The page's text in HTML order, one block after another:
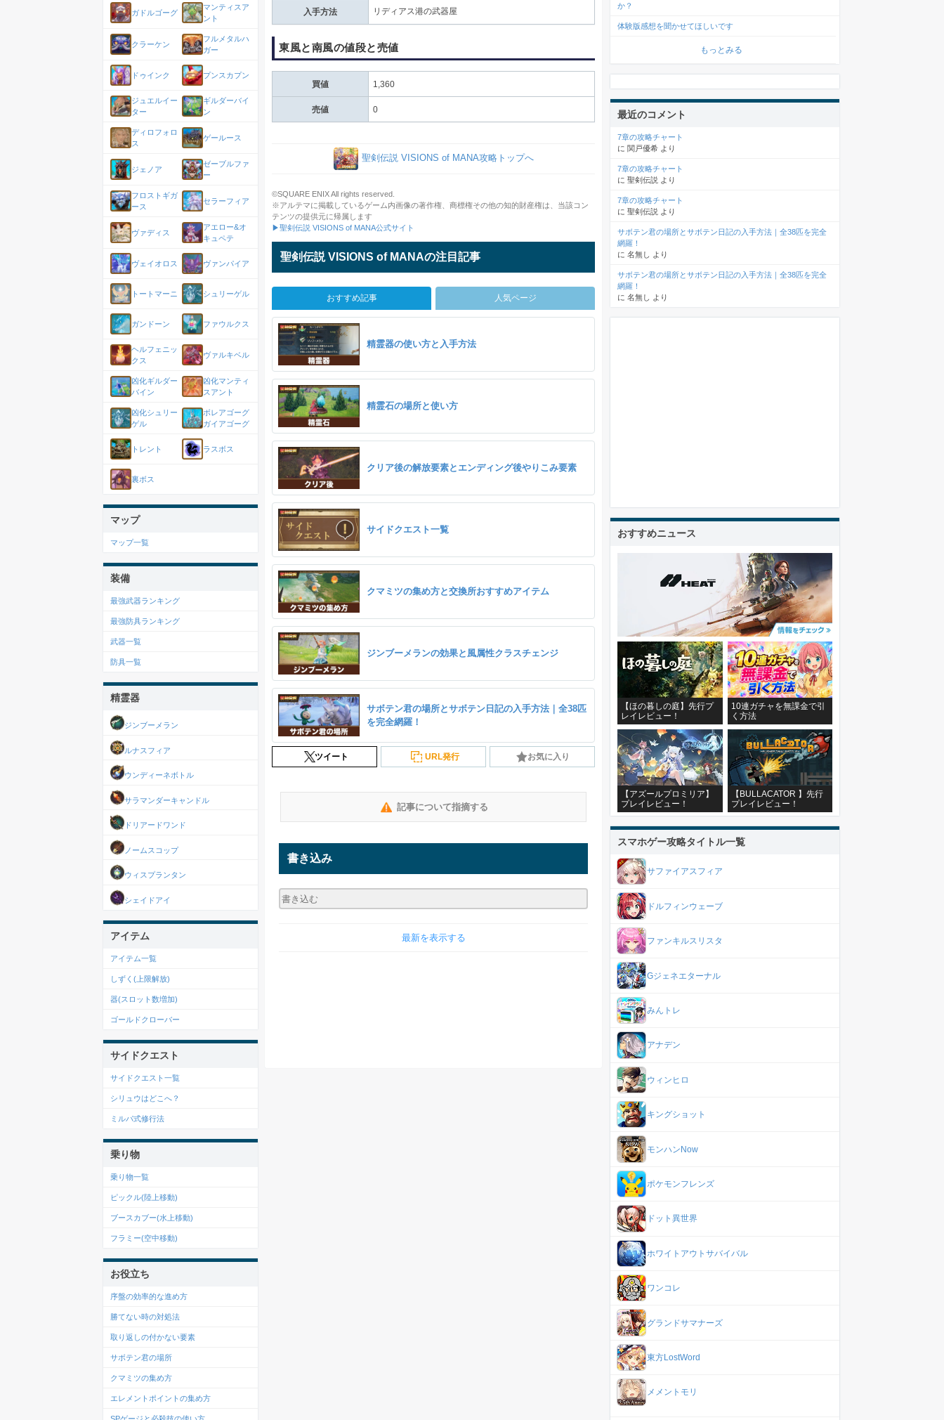
入手方法 リディアス港の武器屋
東風と南風の値段と売値
買値 1,360
売値 0
聖剣伝説 VISIONS of MANA攻略トップへ
©SQUARE ENIX All rights reserved.
※アルテマに掲載しているゲーム内画像の著作権、商標権その他の知的財産権は、当該コン
テンツの提供元に帰属します
▶聖剣伝説 VISIONS of MANA公式サイト
聖剣伝説 VISIONS of MANAの注目記事
おすすめ記事 人気ページ
精霊器の使い方と入手方法
精霊石の場所と使い方
クリア後の解放要素とエンディング後やりこみ要素
サイドクエスト一覧
クマミツの集め方と交換所おすすめアイテム
ジンブーメランの効果と風属性クラスチェンジ
サボテン君の場所とサボテン日記の入手方法｜全38匹
を完全網羅！
ツイート URL発行 お気に入り
記事について指摘する
書き込み
最新を表示する
ガドルゴーグ
マンティスア
ント
クラーケン
フルメタルハ
ガー
ドゥインク プンスカプン
ジュエルイー
ター
ギルダーバイ
ン
ディロフォロ
ス
ゲールース
ジェノア
ゼーブルファ
ー
フロストギガ
ース
セラーフィア
ヴァディス
アエロー&オ
キュペテ
ヴェイオロス ヴァンパイア
トートマーニ シュリーゲル
ガンドーン ファウルクス
ヘルフェニッ
クス
ヴァルキベル
凶化ギルダー
バイン
凶化マンティ
スアント
凶化シュリー
ゲル
ボレアゴーグ
ガイアゴーグ
トレント ラスボス
裏ボス
マップ
マップ一覧
装備
最強武器ランキング
最強防具ランキング
武器一覧
防具一覧
精霊器
ジンブーメラン
ルナスフィア
ウンディーネボトル
サラマンダーキャンドル
ドリアードワンド
ノームスコップ
ウィスプランタン
シェイドアイ
アイテム
アイテム一覧
しずく(上限解放)
器(スロット数増加)
ゴールドクローバー
サイドクエスト
サイドクエスト一覧
シリュウはどこへ？
ミルパ式修行法
乗り物
乗り物一覧
ピックル(陸上移動)
ブースカブー(水上移動)
フラミー(空中移動)
お役立ち
序盤の効率的な進め方
勝てない時の対処法
取り返しの付かない要素
サボテン君の場所
クマミツの集め方
エレメントポイントの集め方
SPゲージと必殺技の使い方
か？
体験版感想を聞かせてほしいです
もっとみる
最近のコメント
7章の攻略チャート
に 関戸優希 より
7章の攻略チャート
に 聖剣伝説 より
7章の攻略チャート
に 聖剣伝説 より
サボテン君の場所とサボテン日記の入手方法｜全38匹を完全
網羅！
に 名無し より
サボテン君の場所とサボテン日記の入手方法｜全38匹を完全
網羅！
に 名無し より
おすすめニュース
【ほの暮しの庭】先行プ
レイレビュー！
10連ガチャを無課金で引
く方法
【アズールプロミリア】
プレイレビュー！
【BULLACATOR 】先行
プレイレビュー！
スマホゲー攻略タイトル一覧
サファイアスフィア
ドルフィンウェーブ
ファンキルスリスタ
Gジェネエターナル
みんトレ
アナデン
ウィンヒロ
キングショット
モンハンNow
ポケモンフレンズ
ドット異世界
ホワイトアウトサバイバル
ワンコレ
グランドサマナーズ
東方LostWord
メメントモリ